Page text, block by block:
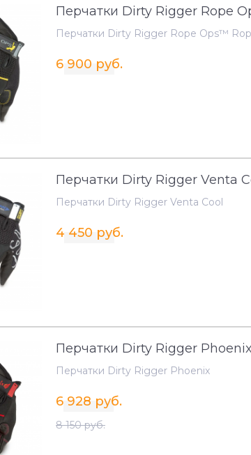
Перчатки Dirty Rigger Rope
Перчатки Dirty Rigger Rope Ops™
6 900 руб.
Перчатки Dirty Rigger Venta
Перчатки Dirty Rigger Venta Cool
4 450 руб.
Перчатки Dirty Rigger Phoenix
Перчатки Dirty Rigger Phoenix
6 928 руб.
8 150 руб.